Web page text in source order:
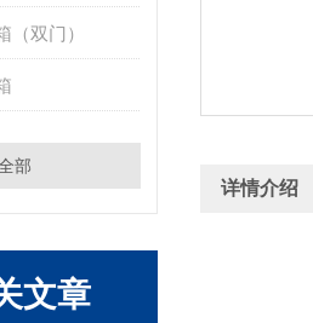
（双门）
部
文章
详情介绍